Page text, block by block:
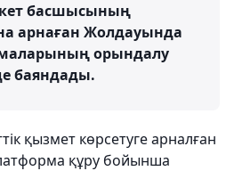
басшысының
арнаған Жолдауында
орындалу
баяндады.
қызмет көрсетуге арналған
құру бойынша